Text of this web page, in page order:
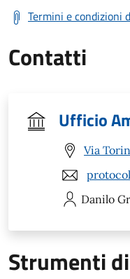
Termini e condizioni
Contatti
Ufficio
Via
Danilo
Strumenti